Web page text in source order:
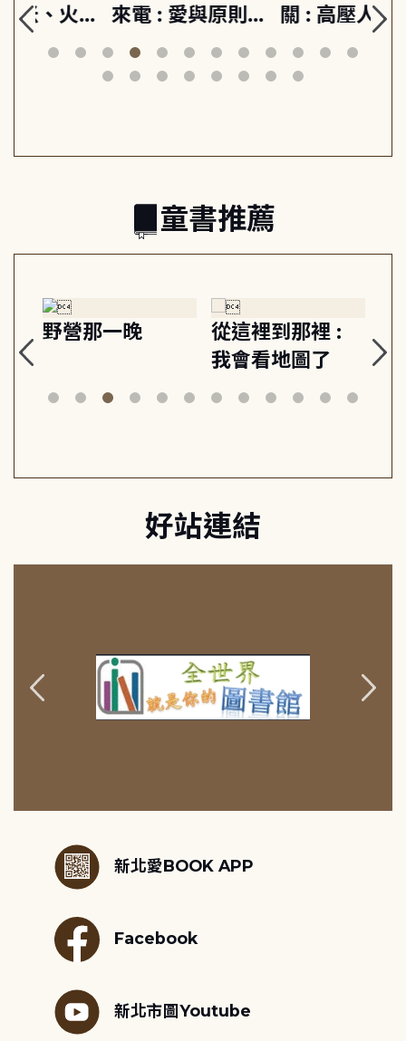
關 : 高壓人生不
爆炸指南, 5分鐘
減輕身心壓力, 找
上手力 : 擁抱平
凡中的每個燦爛
時刻, 給匱乏世代
球
童書推薦
了
狗探長史丹利和
美術館神祕竊盜
案
Gracie under
the waves
好站連結
新北愛BOOK APP
Facebook
新北市圖Youtube